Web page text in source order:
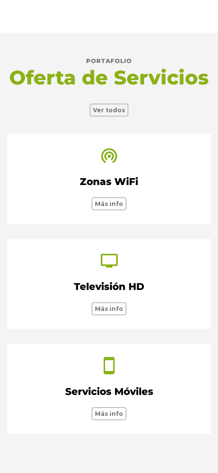
PORTAFOLIO
Oferta de Servicios
Ver todos
Zonas WiFi
Más info
Televisión HD
Más info
Servicios Móviles
Más info